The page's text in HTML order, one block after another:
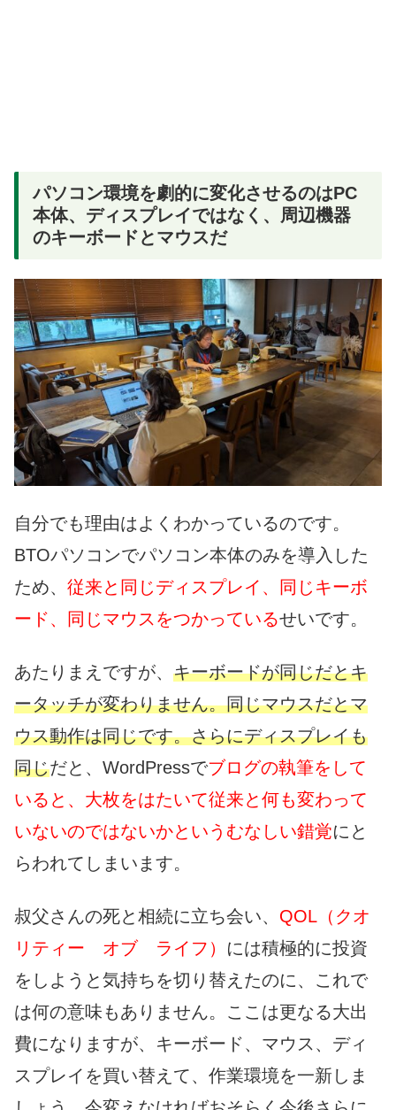
パソコン環境を劇的に変化させるのはPC
本体、ディスプレイではなく、周辺機器
のキーボードとマウスだ
自分でも理由はよくわかっているのです。
BTOパソコンでパソコン本体のみを導入した
ため、 従来と同じディスプレイ、同じキーボ
ード、同じマウスをつかっているせいです。
あたりまえですが、 キーボードが同じだとキ
ータッチが変わりません。同じマウスだとマ
ウス動作は同じです。さらにディスプレイも
同じだと、WordPressでブログの執筆をして
いると、大枚をはたいて従来と何も変わって
いないのではないかというむなしい錯覚にと
らわれてしまいます。
叔父さんの死と相続に立ち会い、 QOL（クオ
リティー オブ ライフ） には積極的に投資
をしようと気持ちを切り替えたのに、これで
は何の意味もありません。ここは更なる大出
費になりますが、キーボード、マウス、ディ
スプレイを買い替えて、作業環境を一新しま